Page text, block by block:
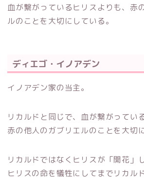
血が繋がっているヒリスよりも、赤
ルのことを大切にしている。
ディエゴ・イノアデン
イノアデン家の当主。
リカルドと同じで、血が繋がってい
赤の他人のガブリエルのことを大切
リカルドではなくヒリスが「開花」
ヒリスの命を犠牲にしてまでリカル